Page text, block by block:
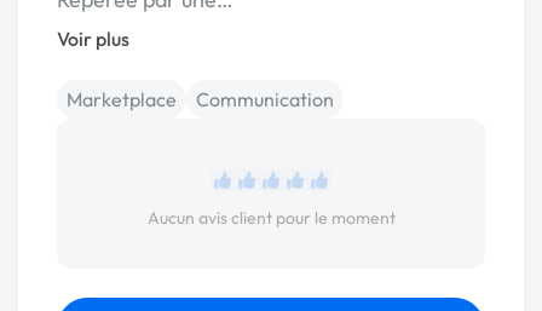
Voir plus
Marketplace Communication
Aucun avis client pour le moment